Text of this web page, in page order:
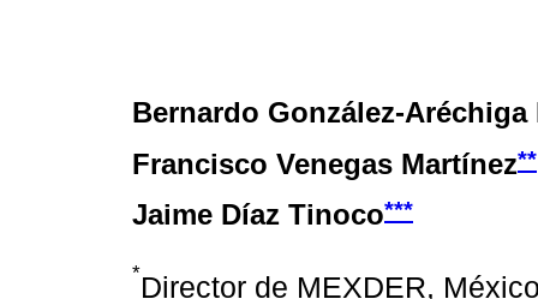
Bernardo González-Aréchiga
Francisco Venegas Martínez**
Jaime Díaz Tinoco***
*Director de MEXDER,